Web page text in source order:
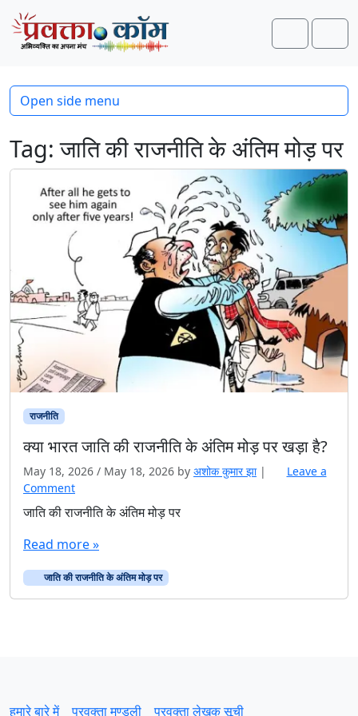
Skip to content
Skip to footer
Search
Tag:जाति की राजनीति के अंतिम मोड़ पर
राजनीति
क्या भारत जाति की राजनीति के अंतिम मोड़ पर खड़ा है?
May 18, 2026 / May 18, 2026 by अशोक कुमार झा |
Leave a
Comment
जाति की राजनीति के अंतिम मोड़ पर
Read more »
जाति की राजनीति के अंतिम मोड़ पर
Open side menu
हमारे बारे में प्रवक्‍ता मण्डली प्रवक्ता लेखक सूची